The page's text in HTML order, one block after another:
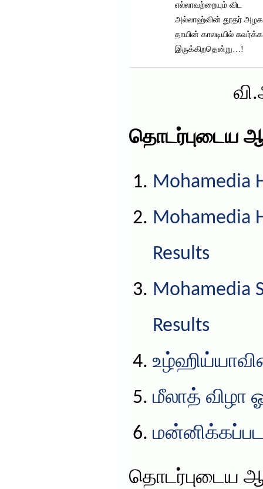
எல்லாவற்றையும் விட
அல்லாஹ்வின் தூதர்
தாயின் காலடியில்
இருக்கிறதென்று…!
தொடர்புடைய
Mohamedia
Mohamedia
Results
Mohamedia
Results
மீலாத் விழா
தொடர்புடைய